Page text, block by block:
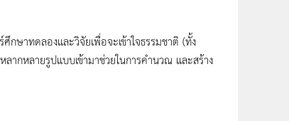
ษาทดลองและวิจัยเพื่อจะเข้าใจธรรมชาติ (ทั้ง
กหลายรูปแบบเข้ามาช่วยในการคำนวณ และสร้าง